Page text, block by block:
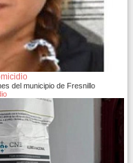
del municipio de Fresnillo